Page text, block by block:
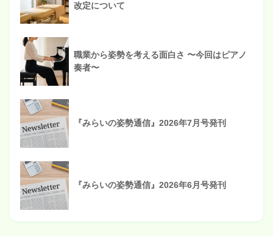
改定について
職業から姿勢を考える面白さ 〜今回はピアノ
奏者〜
『みらいの姿勢通信』2026年7月号発刊
『みらいの姿勢通信』2026年6月号発刊